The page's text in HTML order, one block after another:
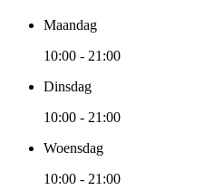
Maandag
10:00 - 21:00
Dinsdag
10:00 - 21:00
Woensdag
10:00 - 21:00